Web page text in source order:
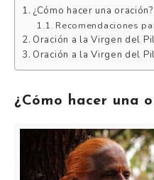
¿Cómo hacer una oración?
Recomendaciones
Oración a la Virgen del
Oración a la Virgen del
¿Cómo hacer una